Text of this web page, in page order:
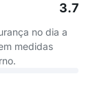
3.7
no dia a
medidas